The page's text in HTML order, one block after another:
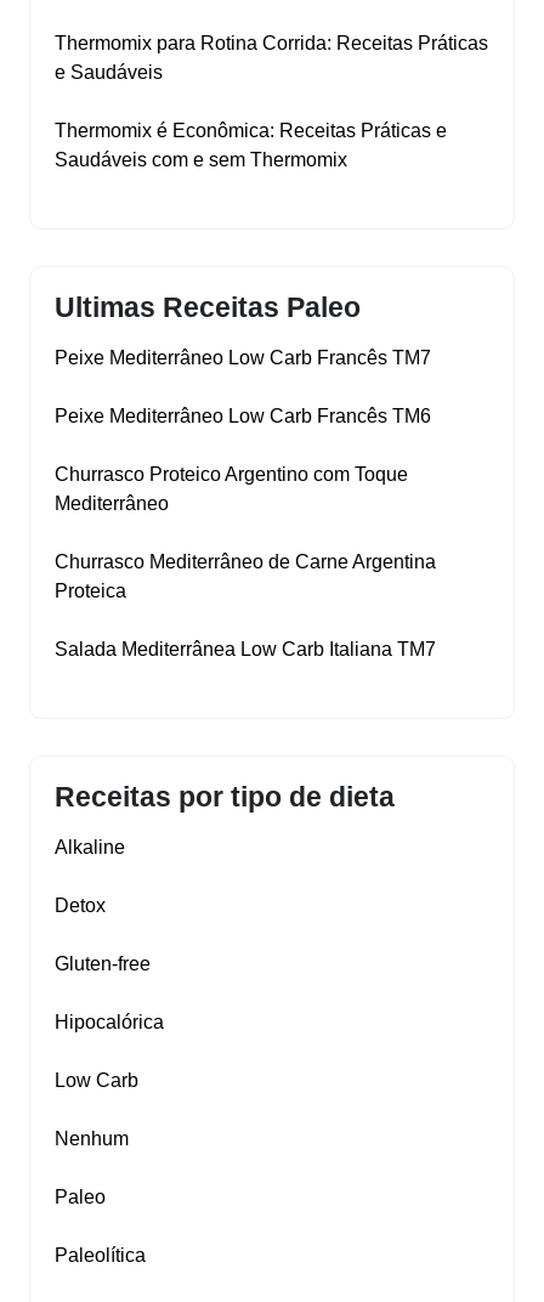
Thermomix para Rotina Corrida: Receitas Práticas
e Saudáveis
Thermomix é Econômica: Receitas Práticas e
Saudáveis com e sem Thermomix
Ultimas Receitas Paleo
Peixe Mediterrâneo Low Carb Francês TM7
Peixe Mediterrâneo Low Carb Francês TM6
Churrasco Proteico Argentino com Toque
Mediterrâneo
Churrasco Mediterrâneo de Carne Argentina
Proteica
Salada Mediterrânea Low Carb Italiana TM7
Receitas por tipo de dieta
Alkaline
Detox
Gluten‑free
Hipocalórica
Low Carb
Nenhum
Paleo
Paleolítica